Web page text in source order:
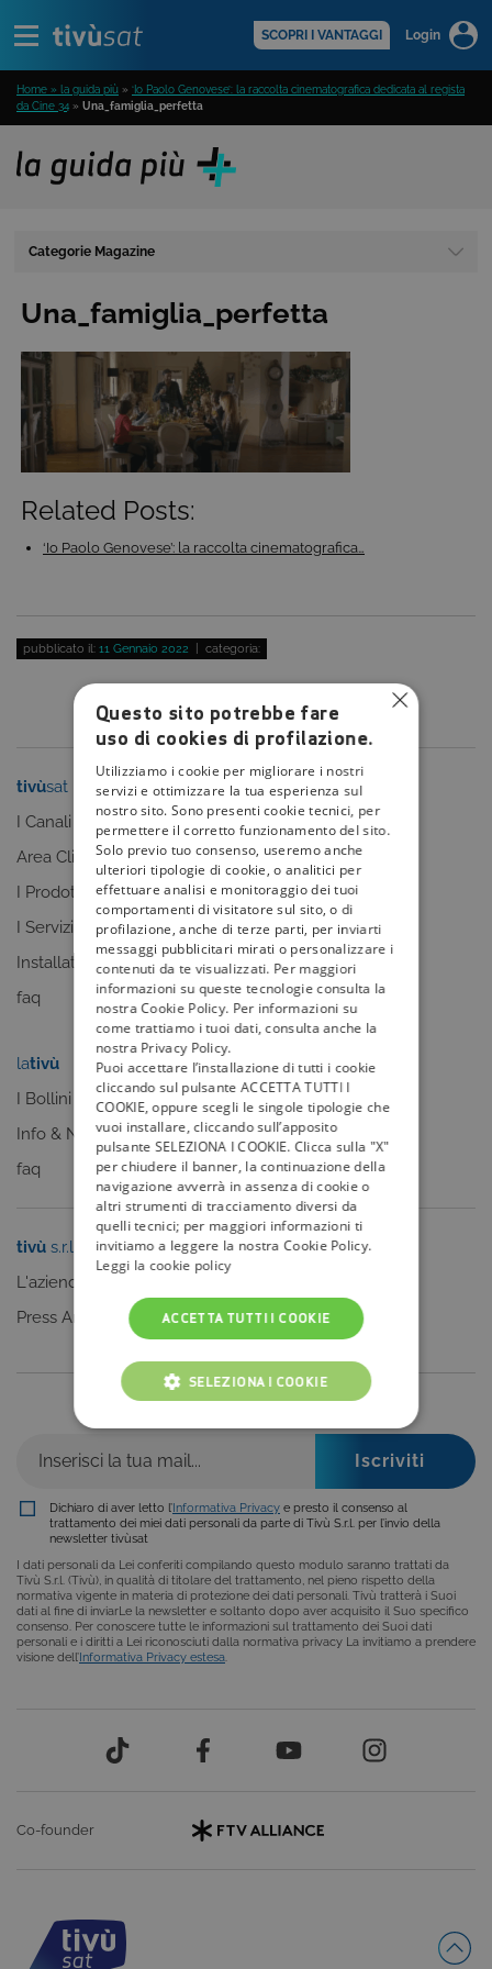
SCOPRI I VANTAGGI Login
Home » la guida più » ‘Io Paolo Genovese’: la raccolta cinematografica dedicata al regista
da Cine 34 » Una_famiglia_perfetta
Categorie Magazine
Una_famiglia_perfetta
Related Posts:
‘Io Paolo Genovese’: la raccolta cinematografica…
pubblicato il: 11 Gennaio 2022 | categoria:
tivùsat
I Canali
Area Clienti
I Prodotti
I Servizi
Installatori
faq
tivùla guida
I programmi
I canali
La Guida +
faq
lativù
I Bollini
Info & News
faq
mytivù
tivù s.r.l.
L'azienda
Press Area
Sei un editore?
Iscriviti alla nostra newsletter
Dichiaro di aver letto l’Informativa Privacy e presto il consenso al
trattamento dei miei dati personali da parte di Tivù S.r.l. per l’invio della
newsletter tivùsat
I dati personali da Lei conferiti compilando questo modulo saranno trattati da
Tivù S.r.l. (Tivù), in qualità di titolare del trattamento, nel pieno rispetto della
normativa vigente in materia di protezione dei dati personali. Tivù tratterà i Suoi
dati al fine di inviarLe la newsletter e soltanto dopo aver acquisito il Suo specifico
consenso. Per conoscere tutte le informazioni sul trattamento dei Suoi dati
personali e i diritti a Lei riconosciuti dalla normativa privacy La invitiamo a prendere
visione dell’Informativa Privacy estesa
Co-founder
Questo sito potrebbe fare
uso di cookies di profilazione.
Utilizziamo i cookie per migliorare i nostri
servizi e ottimizzare la tua esperienza sul
nostro sito. Sono presenti cookie tecnici, per
permettere il corretto funzionamento del sito.
Solo previo tuo consenso, useremo anche
ulteriori tipologie di cookie, o analitici per
effettuare analisi e monitoraggio dei tuoi
comportamenti di visitatore sul sito, o di
profilazione, anche di terze parti, per inviarti
messaggi pubblicitari mirati o personalizzare i
contenuti da te visualizzati. Per maggiori
informazioni su queste tecnologie consulta la
nostra Cookie Policy. Per informazioni su
come trattiamo i tuoi dati, consulta anche la
nostra Privacy Policy.
Puoi accettare l’installazione di tutti i cookie
cliccando sul pulsante ACCETTA TUTTI I
COOKIE, oppure scegli le singole tipologie che
vuoi installare, cliccando sull’apposito
pulsante SELEZIONA I COOKIE. Clicca sulla "X"
per chiudere il banner, la continuazione della
navigazione avverrà in assenza di cookie o
altri strumenti di tracciamento diversi da
quelli tecnici; per maggiori informazioni ti
invitiamo a leggere la nostra Cookie Policy.
Leggi la cookie policy
ACCETTA TUTTI I COOKIE
SELEZIONA I COOKIE
COOKIE TECNICI
COOKIE DI PROFILAZIONE
FUNZIONALITÀ
Cookie tecnici
Questi cookie sono necessari per il corretto
funzionamento del nostro sito e non possono
servizi ai sensi di legge, come la corretta
visualizzazione del sito e dei suoi contenuti.
bloccare i cookie tecnici o essere avvisati
riguardo alla loro installazione, ma in tal caso
alcune parti del sito non funzioneranno